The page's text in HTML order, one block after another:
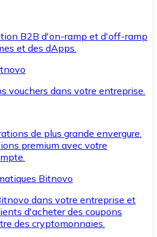
B2B d'on-ramp et d'off-ramp
et des dApps.
vouchers dans votre entreprise.
de plus grande envergure.
premium avec votre
Bitnovo
dans votre entreprise et
d'acheter des coupons
des cryptomonnaies.